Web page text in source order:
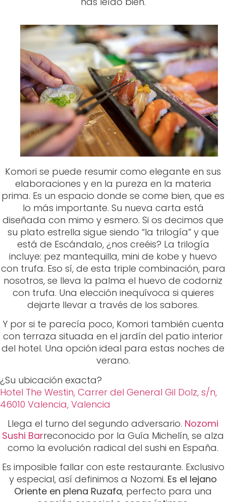
Komori se puede resumir como elegante en sus
elaboraciones y en la pureza en la materia
prima. Es un espacio donde se come bien, que es
lo más importante. Su nueva carta está
diseñada con mimo y esmero. Si os decimos que
su plato estrella sigue siendo “la trilogía” y que
está de Escándalo, ¿nos creéis? La trilogía
incluye: pez mantequilla, mini de kobe y huevo
con trufa. Eso sí, de esta triple combinación, para
nosotros, se lleva la palma el huevo de codorniz
con trufa. Una elección inequívoca si quieres
dejarte llevar a través de los sabores.
Y por si te parecía poco, Komori también cuenta
con terraza situada en el jardín del patio interior
del hotel. Una opción ideal para estas noches de
verano.
¿Su ubicación exacta?
Hotel The Westin, Carrer del General Gil Dolz, s/n,
46010 Valencia, Valencia
Llega el turno del segundo adversario.Nozomi
reconocido por la Guía Michelín, se alza
como la evolución radical del sushi en España.
Es imposible fallar con este restaurante. Exclusivo
y especial, así definimos a Nozomi.
Oriente en plena Ruzafa , perfecto para una
ocasión especial o cenas íntimas.
La cocina de Nozomi tiene nombre de mujer:
Nuria Morell es la capitana del barco junto a José
Miguel Herrera. Y te vamos a ser sinceros, de
todas sus obras, tenemos un plato
imprescindible: los niguiris; son tal obra de arte